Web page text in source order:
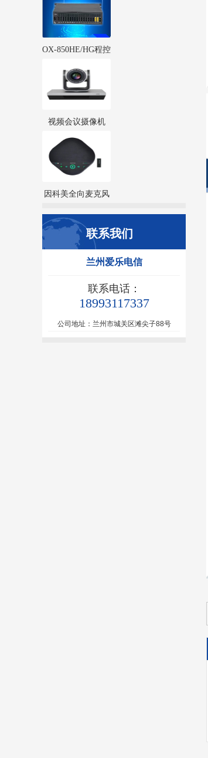
S500/S400）
OX-850HE/HG程控
电话用户交换机
视频会议摄像机
（10倍4K超高清）
因科美全向麦克风
SV16系列联系我们
兰州爱乐电信
联系电话：
18993117337
公司地址：兰州市城关区滩尖子88号